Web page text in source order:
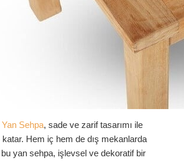
Sehpa, sade ve zarif tasarımı ile
katar. Hem iç hem de dış mekanlarda
yan sehpa, işlevsel ve dekoratif bir